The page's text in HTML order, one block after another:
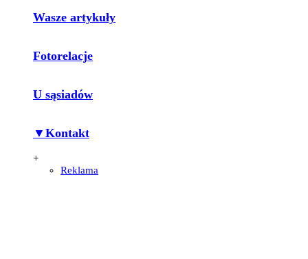
Wasze artykuły
Fotorelacje
U sąsiadów
▼Kontakt
+
Reklama